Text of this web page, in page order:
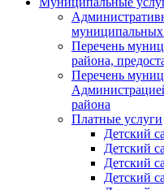
муниципальных
Перечень
района,
Перечень
района
Платные услуги
Детский
Детский
Детский
Детский